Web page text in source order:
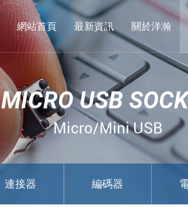
東
莞
市
瀚
實
業
有
限
公
司
網站首頁 最新資訊 關於洋瀚
MICRO USB
Micro/Mini USB
連接器 編碼器